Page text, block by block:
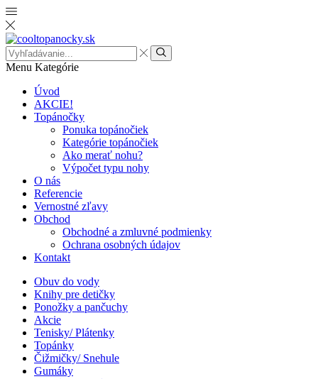
Search
input
Menu Kategórie
Úvod
AKCIE!
Topánočky
Ponuka topánočiek
Kategórie topánočiek
Ako merať nohu?
Výpočet typu nohy
O nás
Referencie
Vernostné zľavy
Obchod
Obchodné a zmluvné podmienky
Ochrana osobných údajov
Kontakt
Obuv do vody
Knihy pre detičky
Ponožky a pančuchy
Akcie
Tenisky/ Plátenky
Topánky
Čižmičky/ Snehule
Gumáky